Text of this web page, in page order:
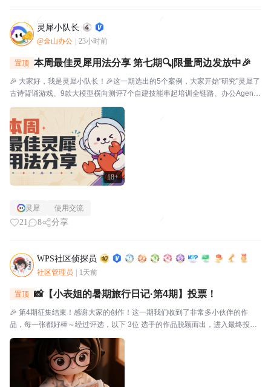
灵犀小队长
@金山办公 23小时前
18+
置顶 本周最佳灵犀用法分享 第七期🔍|限量周边发放中🎉
🎉 大家好，我是灵犀小队长！🎉这一期选出的5个案例，大家开始"研究"灵犀了
古诗背诵游戏、9款大模型横向测评7个自建技能串起培训全链路、办公Agent
同台对比甚至灵犀还能杀毒查木马一起来看看这一期的硬核实践——👤墨云轩
一句话让灵犀自由发挥，给儿子做了个古诗背...
灵犀 使用交流
21 8 分享
WPS社区侦探员
社区管理员 1天前
置顶 📸【小表姐的暑期旅行日记·第4期】投票！
🎉 第4期征集结束！感谢大家的创作！这一期我们收到了非常多小伙伴的作
品，每一张都好棒～经过评选，以下 3位 选手的作品脱颖而出，进入最终投
票！🗳️ 入选作品🔴作品编号.01：【故宫月色·手帐拾光】创作者：帅羊帅提示
词/思路：小表姐穿着家居装，坐在在家中的书...